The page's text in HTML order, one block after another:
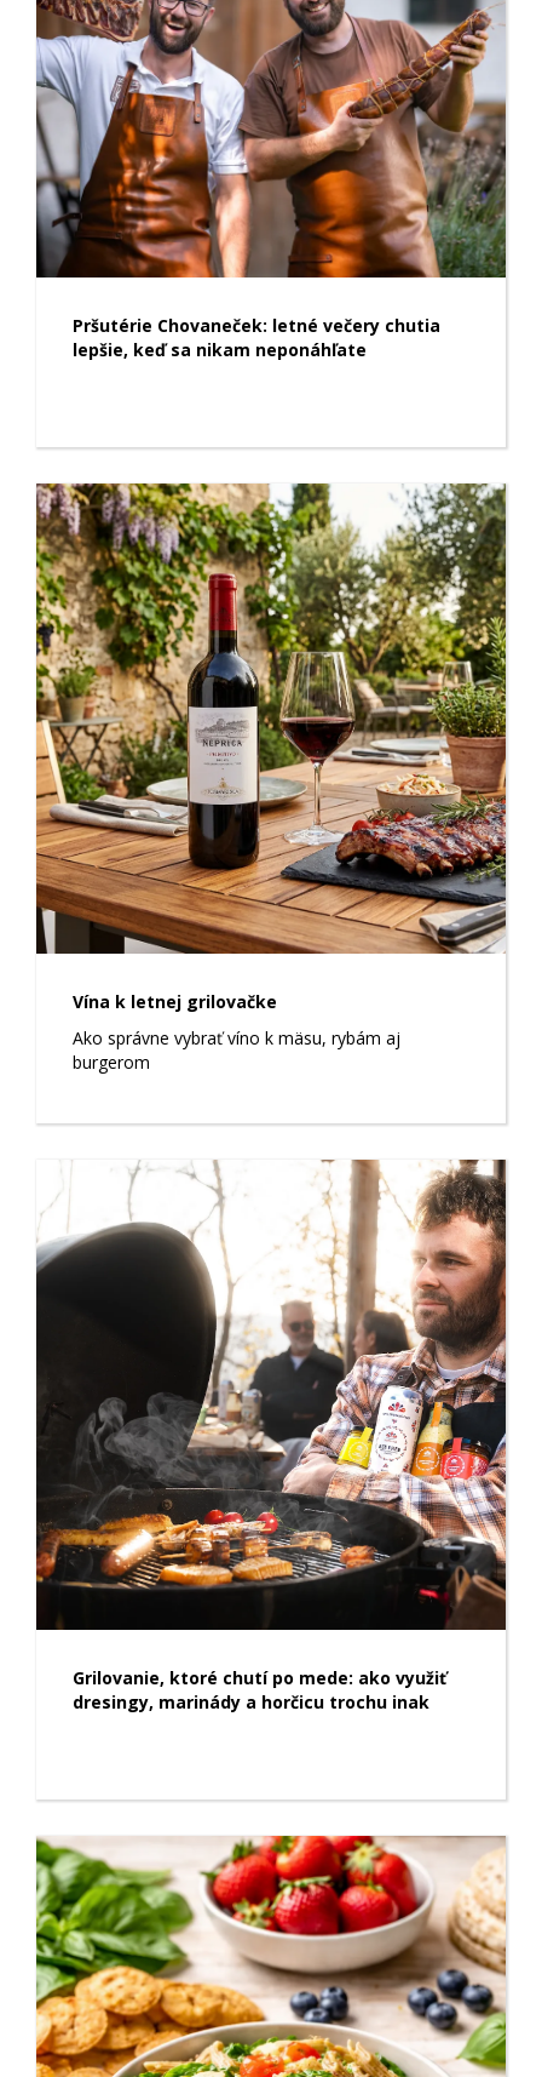
Pršutérie Chovaneček: letné večery chutia
lepšie, keď sa nikam neponáhľate
Vína k letnej grilovačke
Ako správne vybrať víno k mäsu, rybám aj
burgerom
Grilovanie, ktoré chutí po mede: ako využiť
dresingy, marinády a horčicu trochu inak